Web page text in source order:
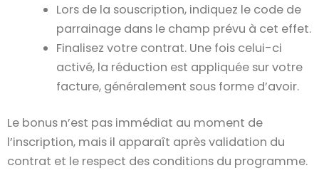
Lors de la souscription, indiquez le code de
parrainage dans le champ prévu à cet effet.
Finalisez votre contrat. Une fois celui-ci
activé, la réduction est appliquée sur votre
facture, généralement sous forme d’avoir.
Le bonus n’est pas immédiat au moment de
l’inscription, mais il apparaît après validation du
contrat et le respect des conditions du programme.